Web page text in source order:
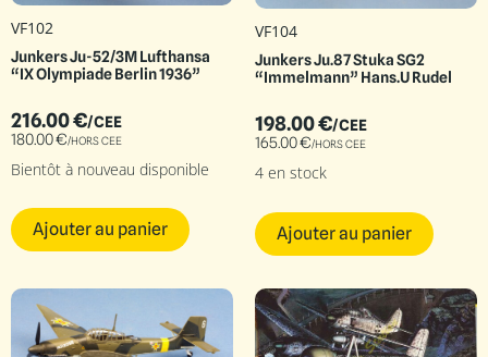
VF102
Junkers Ju-52/3M Lufthansa
“IX Olympiade Berlin 1936”
216.00€/CEE
180.00€/HORS CEE
Bientôt à nouveau disponible
Ajouter au panier
VF104
Junkers Ju.87 Stuka SG2
“Immelmann” Hans.U Rudel
198.00€/CEE
165.00€/HORS CEE
4 en stock
Ajouter au panier